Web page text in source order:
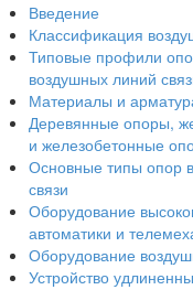
Введение
Классификация
Типовые профили
воздушных линий
Материалы и
Деревянные опоры,
и железобетонные
Основные типы опор
связи
Оборудование
автоматики и
Оборудование
Устройство